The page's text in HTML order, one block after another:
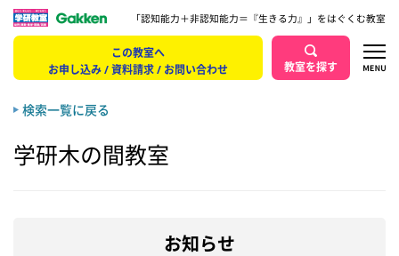
「認知能力＋非認知能力＝『生きる力』」をはぐくむ教室
この教室へ
お申し込み / 資料請求 / お問い合わせ
教室を探す
検索一覧に戻る
学研木の間教室
お知らせ